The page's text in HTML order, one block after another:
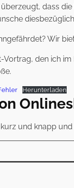
dass
Wir
Vortrag, den ich
Herunterladen
und knapp